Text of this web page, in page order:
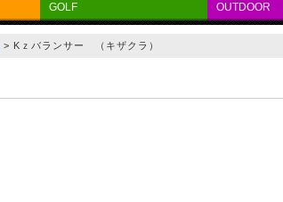
GOLF OUTDOOR
> Kｚバランサー （キザクラ）